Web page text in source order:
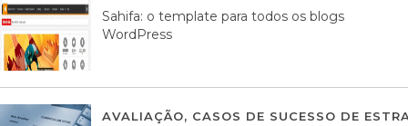
Sahifa: o template para todos os blogs
WordPress
AVALIAÇÃO, CASOS DE SUCESSO DE